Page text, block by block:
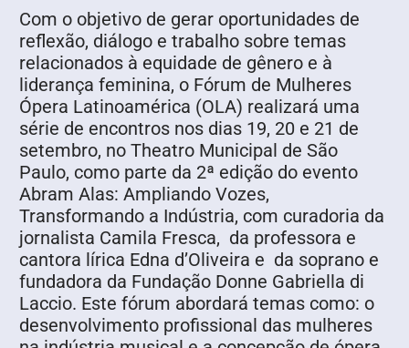
Com o objetivo de gerar oportunidades de
reflexão, diálogo e trabalho sobre temas
relacionados à equidade de gênero e à
liderança feminina, o Fórum de Mulheres
Ópera Latinoamérica (OLA) realizará uma
série de encontros nos dias 19, 20 e 21 de
setembro, no Theatro Municipal de São
Paulo, como parte da 2ª edição do evento
Abram Alas: Ampliando Vozes,
Transformando a Indústria, com curadoria da
jornalista Camila Fresca, da professora e
cantora lírica Edna d’Oliveira e da soprano e
fundadora da Fundação Donne Gabriella di
Laccio. Este fórum abordará temas como: o
desenvolvimento profissional das mulheres